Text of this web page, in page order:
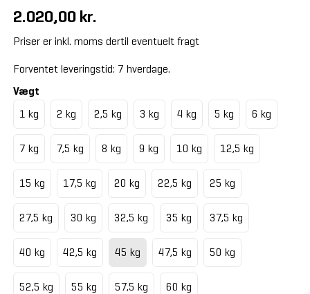
2.020,00 kr.
Priser er inkl. moms dertil eventuelt fragt
Forventet leveringstid: 7 hverdage.
Vægt
1 kg
2 kg 2,5 kg 3 kg 4 kg 5 kg 6 kg
7 kg 7,5 kg 8 kg 9 kg 10 kg 12,5 kg
15 kg 17,5 kg 20 kg 22,5 kg 25 kg
27,5 kg 30 kg 32,5 kg 35 kg 37,5 kg
40 kg 42,5 kg 45 kg 47,5 kg 50 kg
52,5 kg 55 kg 57,5 kg 60 kg